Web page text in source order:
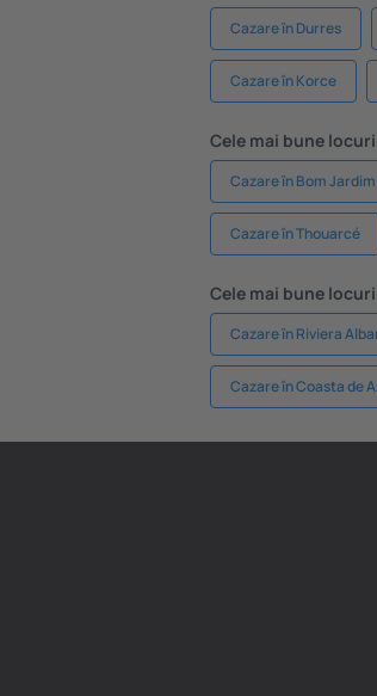
Cazare în Durres
Cazare în Korce
Cele mai bune
Cazare în Bom
Cazare în Thouarcé
Cele mai bune
Cazare în Riviera
Cazare în Coasta de